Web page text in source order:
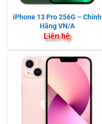
iPhone 13 Pro 256G – Chính
Hãng VN/A
Liên hệ